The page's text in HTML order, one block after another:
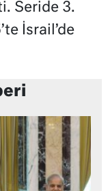
Seride 3.
İsrail’de